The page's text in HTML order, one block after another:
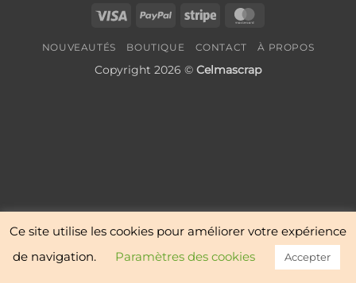
Visa
PayPal Stripe
NOUVEAUTÉS BOUTIQUE CONTACT À PROPOS
Copyright 2026 © Celmascrap
Ce site utilise les cookies pour améliorer votre expérience
de navigation.
Paramètres des cookies Accepter